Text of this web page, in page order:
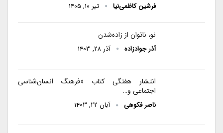
فرشین کاظمی‌نیا تیر ۱۰, ۱۴۰۵
نو، ناتوان از زاده‌شدن
آذر جوادزاده آذر ۲۸, ۱۴۰۳
انتشار هفتگی کتاب «فرهنگ انسان‌شناسی
اجتماعی و…
ناصر فکوهی آبان ۲۲, ۱۴۰۳